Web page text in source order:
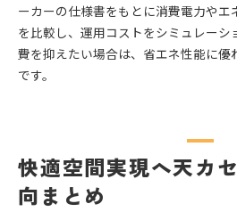
ーカーの仕様書をもとに消費電力やエ
を比較し、運用コストをシミュレーシ
費を抑えたい場合は、省エネ性能に優
です。
快適空間実現へ天カ
向まとめ